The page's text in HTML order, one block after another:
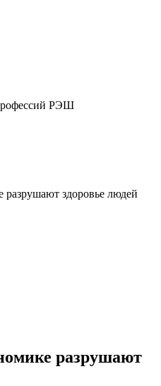
РЭШ
разрушают здоровье людей
разрушают